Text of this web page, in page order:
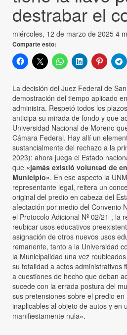
destrabar el
miércoles, 12 de marzo de 2025 4
Comparte esto:
La decisión del Juez Federal de
demostración del tiempo aplicado
administra. Respetó todos los
anticipa su mirada de fondo y que
Universidad Nacional de Moreno
Cámara Federal. Hay allí un
sustancialmente del rechazo a la
2023): ahora juega el Estado
que «jamás existió voluntad de
Municipio». En ese aspecto la
representante legal, reitera un
original del predio en cabeza del
afectación por medio del Convenio
el Protocolo Adicional Nº 02/21-, la
reubicar usos educativos
asignación de otros nuevos usos
remanente, tanto a la Universidad
la Municipalidad una vez
su totalidad a actos administrativos
a cuestiones de hecho que deban
sucede con la errada postura del
sus pretensiones sobre el predio
inaplicables al objeto de autos y en
manifiestamente nula».